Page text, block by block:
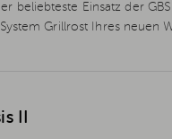
beliebteste Einsatz der
Grillrost Ihres neuen
II